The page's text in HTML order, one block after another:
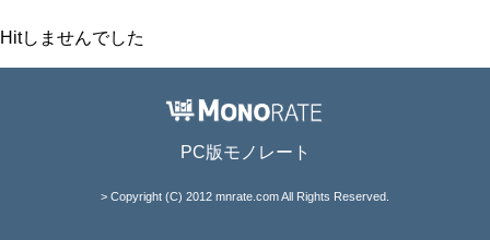
Hitしませんでした
PC版モノレート
> Copyright (C) 2012 mnrate.com All Rights Reserved.